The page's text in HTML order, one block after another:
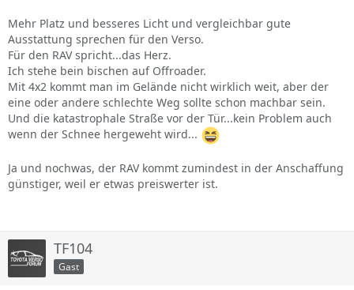
Mehr Platz und besseres Licht und vergleichbar gute
Ausstattung sprechen für den Verso.
Für den RAV spricht...das Herz.
Ich stehe bein bischen auf Offroader.
Mit 4x2 kommt man im Gelände nicht wirklich weit, aber der
eine oder andere schlechte Weg sollte schon machbar sein.
Und die katastrophale Straße vor der Tür...kein Problem auch
wenn der Schnee hergeweht wird...
Ja und nochwas, der RAV kommt zumindest in der Anschaffung
günstiger, weil er etwas preiswerter ist.
TF104
Gast